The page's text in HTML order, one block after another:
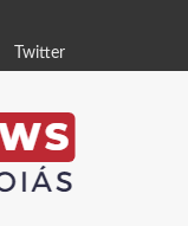
Twitter